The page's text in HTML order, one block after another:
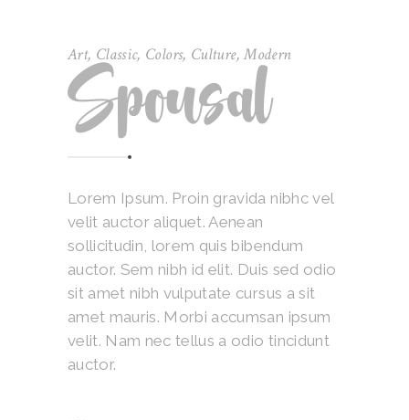
Art, Classic, Colors, Culture,Modern
Spousal
Lorem Ipsum. Proin gravida nibhc vel
velit auctor aliquet. Aenean
sollicitudin, lorem quis bibendum
auctor. Sem nibh id elit. Duis sed odio
sit amet nibh vulputate cursus a sit
amet mauris. Morbi accumsan ipsum
velit. Nam nec tellus a odio tincidunt
auctor.